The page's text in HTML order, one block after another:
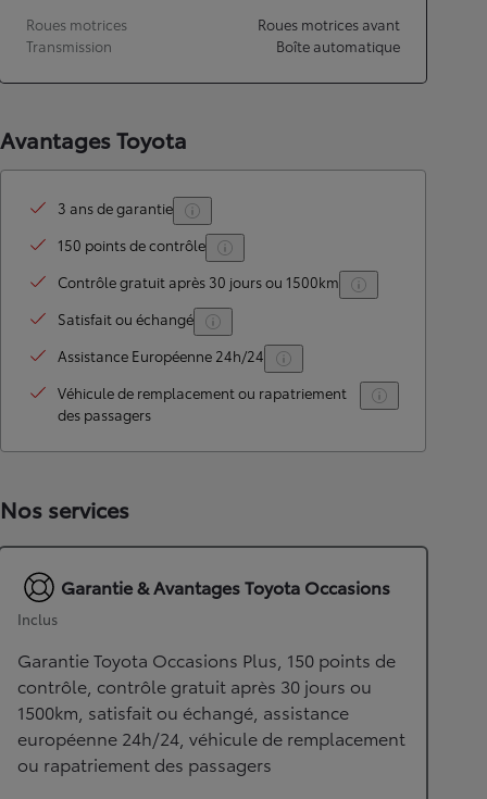
Roues motrices
Roues motrices avant
Transmission
Boîte automatique
Avantages Toyota
3 ans de garantie
150 points de contrôle
Contrôle gratuit après 30 jours ou 1500km
Satisfait ou échangé
Assistance Européenne 24h/24
Véhicule de remplacement ou rapatriement
des passagers
Nos services
Garantie & Avantages Toyota Occasions
Inclus
Garantie Toyota Occasions Plus, 150 points de
contrôle, contrôle gratuit après 30 jours ou
1500km, satisfait ou échangé, assistance
européenne 24h/24, véhicule de remplacement
ou rapatriement des passagers